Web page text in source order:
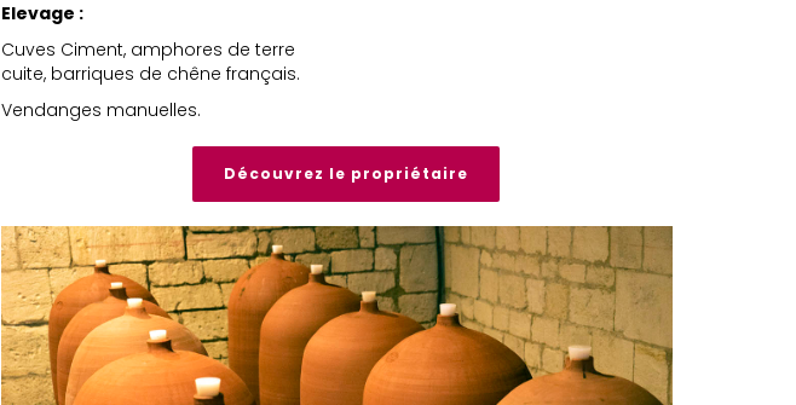
Elevage :
Cuves Ciment, amphores de terre
cuite, barriques de chêne français.
Vendanges manuelles.
Découvrez le propriétaire